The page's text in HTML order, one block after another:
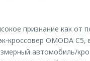
признание как от
кроссовер OMODA C5,
автомобиль/